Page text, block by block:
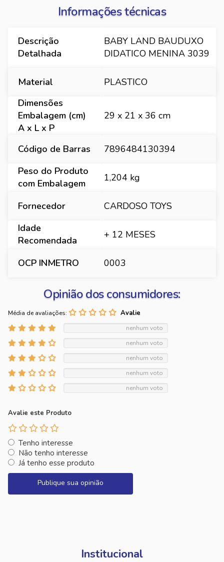
Informações técnicas
Descrição
Detalhada
BABY LAND BAUDUXO
DIDATICO MENINA 3039
Material
PLASTICO
Dimensões
Embalagem (cm)
A x L x P
29 x 21 x 36 cm
Código de Barras
7896484130394
Peso do Produto
com Embalagem
1,204 kg
Fornecedor
CARDOSO TOYS
Idade
Recomendada
+ 12 MESES
OCP INMETRO 0003
Opinião dos consumidores:
Média de avaliações:
nenhum voto
nenhum voto
nenhum voto
nenhum voto
nenhum voto
Avalie este Produto
Tenho interesse
Não tenho interesse
Já tenho esse produto
Publique sua opinião
Institucional